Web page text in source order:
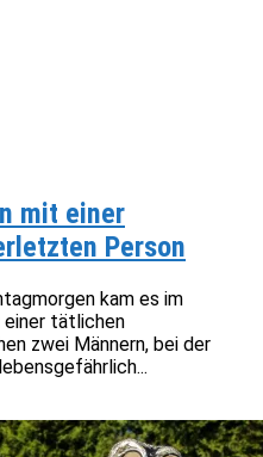
mit einer
Person
kam es im
einer tätlichen
zwei Männern, bei der